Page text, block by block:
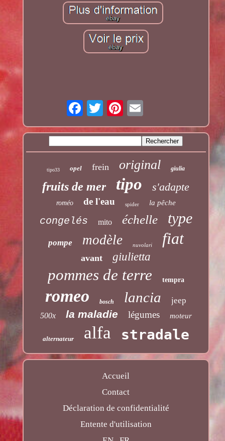
tipo33 opel frein original giulia
fruits de mer tipo s'adapte
roméo de l'eau spider la pêche
congelés mito échelle type
pompe modèle nuvolari fiat
avant giulietta
pommes de terre tempra
romeo bosch lancia jeep
500x la maladie légumes moteur
alternateur alfa stradale
Accueil
Contact
Déclaration de confidentialité
Entente d'utilisation